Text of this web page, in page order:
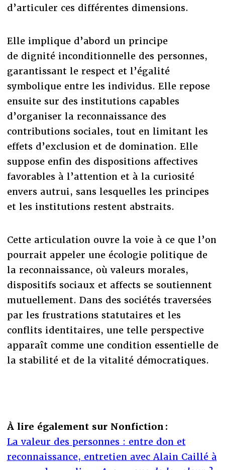
d’articuler ces différentes dimensions.
Elle implique d’abord un principe
de dignité inconditionnelle des personnes,
garantissant le respect et l’égalité
symbolique entre les individus. Elle repose
ensuite sur des institutions capables
d’organiser la reconnaissance des
contributions sociales, tout en limitant les
effets d’exclusion et de domination. Elle
suppose enfin des dispositions affectives
favorables à l’attention et à la curiosité
envers autrui, sans lesquelles les principes
et les institutions restent abstraits.
Cette articulation ouvre la voie à ce que l’on
pourrait appeler une écologie politique de
la reconnaissance, où valeurs morales,
dispositifs sociaux et affects se soutiennent
mutuellement. Dans des sociétés traversées
par les frustrations statutaires et les
conflits identitaires, une telle perspective
apparaît comme une condition essentielle de
la stabilité et de la vitalité démocratiques.
À lire également sur Nonfiction :
La valeur des personnes : entre don et
reconnaissance, entretien avec Alain Caillé à